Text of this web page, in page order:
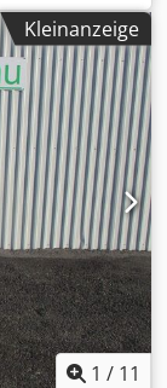
Kleinanzeige
1 / 11